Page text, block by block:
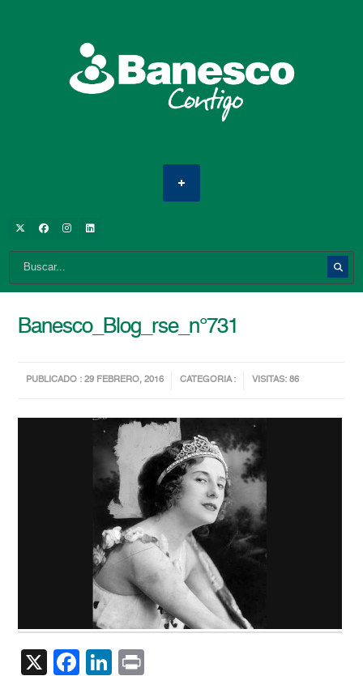
Banesco_Blog_rse_n°731
PUBLICADO : 29 FEBRERO, 2016 CATEGORIA : VISITAS: 86
X Facebook
LinkedIn